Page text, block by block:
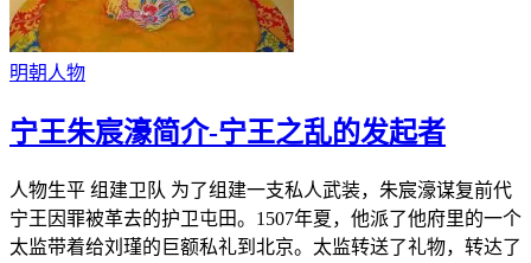
明朝人物
宁王朱宸濠简介-宁王之乱的发起者
人物生平 组建卫队 为了组建一支私人武装，朱宸濠谋复前代
宁王因罪被革去的护卫屯田。1507年夏，他派了他府里的一个
太监带着给刘瑾的巨额私礼到北京。太监转送了礼物，转达了